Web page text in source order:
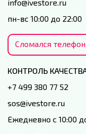
info@ivestore.ru
пн-вс 10:00 до 22:00
Сломался телефон
КОНТРОЛЬ
+7 499 380 77 52
sos@ivestore.ru
Ежедневно с 10:00